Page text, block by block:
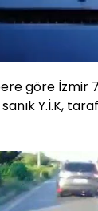
göre İzmir
Y.İ.K,